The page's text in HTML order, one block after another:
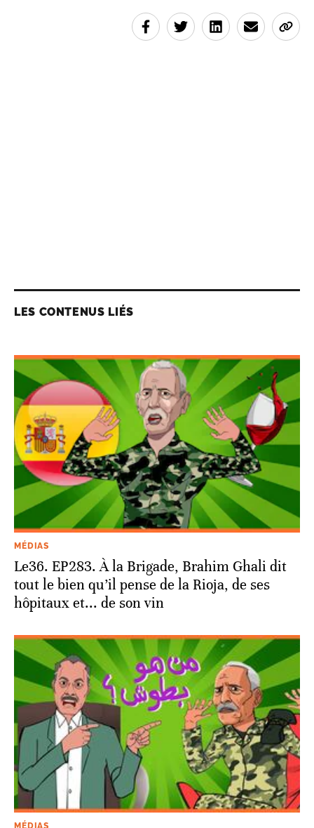
LES CONTENUS LIÉS
MÉDIAS
Le36. EP283. À la Brigade, Brahim Ghali dit
tout le bien qu’il pense de la Rioja, de ses
hôpitaux et... de son vin
MÉDIAS